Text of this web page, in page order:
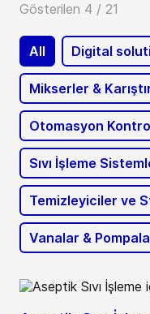
Gösterilen 4 / 21
All Digital
Mikserler &
Otomasyon
Sıvı İşleme
Temizleyiciler ve
Vanalar &